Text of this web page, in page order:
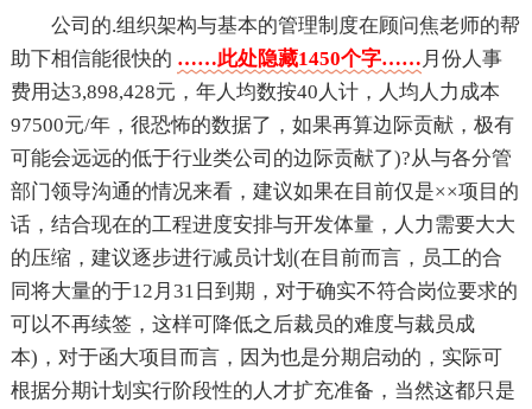
公司的.组织架构与基本的管理制度在顾问焦老师的帮
助下相信能很快的 ……此处隐藏1450个字…… 月份人事
费用达3,898,428元，年人均数按40人计，人均人力成本
97500元/年，很恐怖的数据了，如果再算边际贡献，极有
可能会远远的低于行业类公司的边际贡献了)?从与各分管
部门领导沟通的情况来看，建议如果在目前仅是××项目的
话，结合现在的工程进度安排与开发体量，人力需要大大
的压缩，建议逐步进行减员计划(在目前而言，员工的合
同将大量的于12月31日到期，对于确实不符合岗位要求的
可以不再续签，这样可降低之后裁员的难度与裁员成
本)，对于函大项目而言，因为也是分期启动的，实际可
根据分期计划实行阶段性的人才扩充准备，当然这都只是